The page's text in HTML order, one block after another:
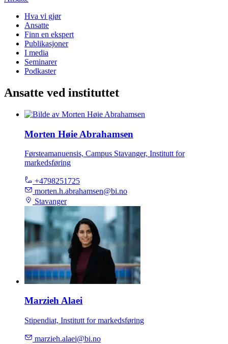
Hva vi gjør
Ansatte
Finn en ekspert
Publikasjoner
I media
Seminarer
Podkaster
Ansatte ved instituttet
Morten Høie Abrahamsen
Førsteamanuensis, Campus Stavanger, Institutt for
markedsføring
+4798251725
morten.h.abrahamsen@bi.no
Stavanger
Marzieh Alaei
Stipendiat, Institutt for markedsføring
marzieh.alaei@bi.no